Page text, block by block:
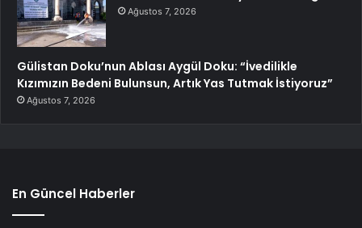
Ağustos 7, 2026
Gülistan Doku’nun Ablası Aygül Doku: “İvedilikle
Kızımızın Bedeni Bulunsun, Artık Yas Tutmak İstiyoruz”
Ağustos 7, 2026
En Güncel Haberler